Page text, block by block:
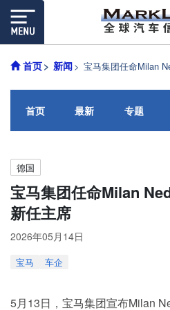
首页 新闻 宝马集团任命Milan
首页 最新 专题
德国
宝马集团任命Milan
新任主席
2026年05月14日
宝马 车企
5月13日，宝马集团宣布Milan